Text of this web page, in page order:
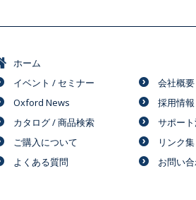
ホーム
イベント / セミナー
Oxford News
カタログ / 商品検索
ご購入について
よくある質問
会社概要
採用情報
サポー
リンク集
お問い